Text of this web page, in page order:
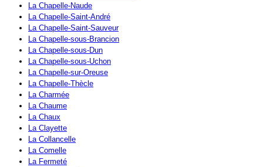
La Chapelle-Naude
La Chapelle-Saint-André
La Chapelle-Saint-Sauveur
La Chapelle-sous-Brancion
La Chapelle-sous-Dun
La Chapelle-sous-Uchon
La Chapelle-sur-Oreuse
La Chapelle-Thècle
La Charmée
La Chaume
La Chaux
La Clayette
La Collancelle
La Comelle
La Fermeté